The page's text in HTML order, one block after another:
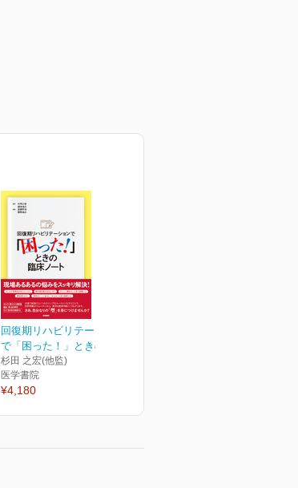
回復期リハビリテーション
で「困った！」ときの臨...
杉田 之宏(他監)
医学書院
¥4,180